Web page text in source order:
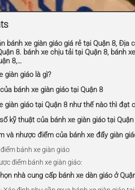
bánh xe giàn giáo giá rẻ tại Quận 8, Địa
8. bánh xe chịu tải tại Quận 8, bánh
8,…
giàn giáo là gì?
bánh xe giàn giáo tại Quận 8
giàn giáo tại Quận 8 như thế nào thì đạt
kỹ thuật của bánh xe giàn giáo tại Quận
và nhược điểm của bánh xe đẩy giàn
bánh xe giàn giáo
điểm bánh xe giàn giáo:
nhà cung cấp bánh xe dàn giáo ở